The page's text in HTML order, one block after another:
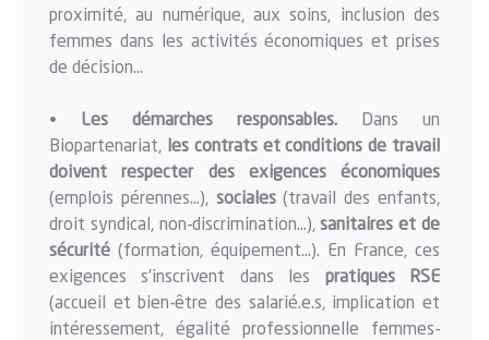
proximité, au numérique, aux soins, inclusion des
femmes dans les activités économiques et prises
de décision…
• Les démarches responsables. Dans un
Biopartenariat, les contrats et conditions de travail
doivent respecter des exigences économiques
(emplois pérennes…), sociales(travail des enfants,
droit syndical, non-discrimination…),sanitaires et de
sécurité (formation, équipement...). En France, ces
exigences s’inscrivent dans les pratiques RSE
(accueil et bien-être des salarié.e.s, implication et
intéressement, égalité professionnelle femmes-